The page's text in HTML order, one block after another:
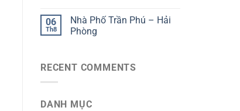
06
Th8
Nhà Phố Trần Phú – Hải
Phòng
RECENT COMMENTS
DANH MỤC